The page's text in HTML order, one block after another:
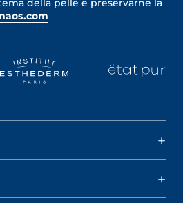
della pelle e preservarne la